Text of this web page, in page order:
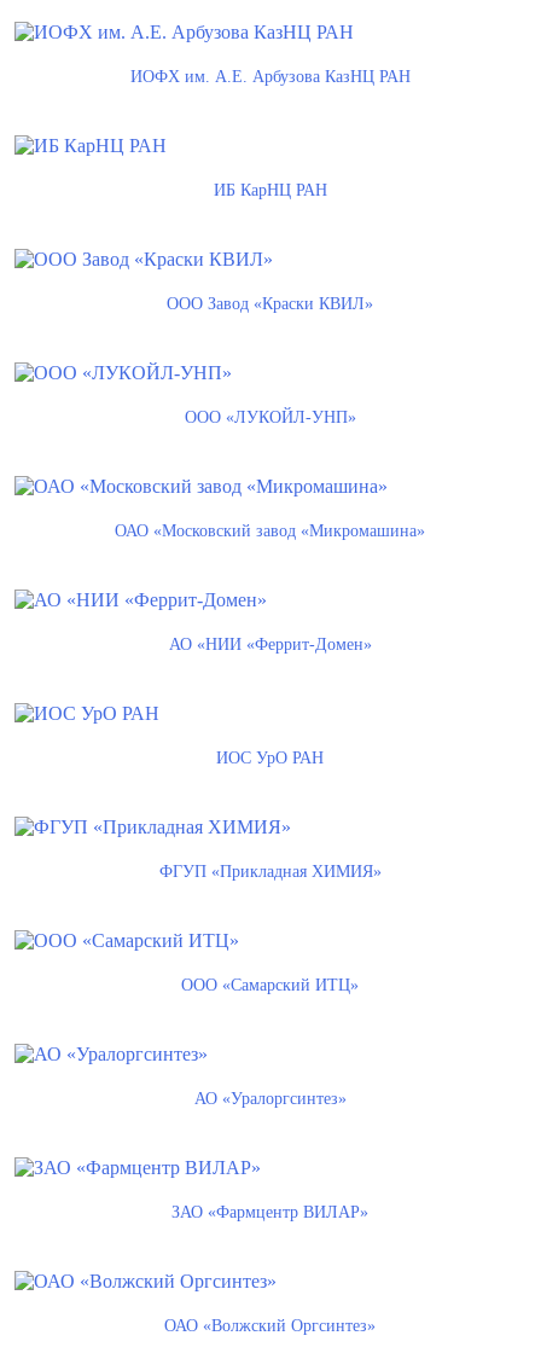
ИОФХ им. А.Е. Арбузова КазНЦ РАН
ИБ КарНЦ РАН
ООО Завод «Краски КВИЛ»
ООО «ЛУКОЙЛ-УНП»
ОАО «Московский завод «Микромашина»
АО «НИИ «Феррит-Домен»
ИОС УрО РАН
ФГУП «Прикладная ХИМИЯ»
ООО «Самарский ИТЦ»
АО «Уралоргсинтез»
ЗАО «Фармцентр ВИЛАР»
ОАО «Волжский Оргсинтез»